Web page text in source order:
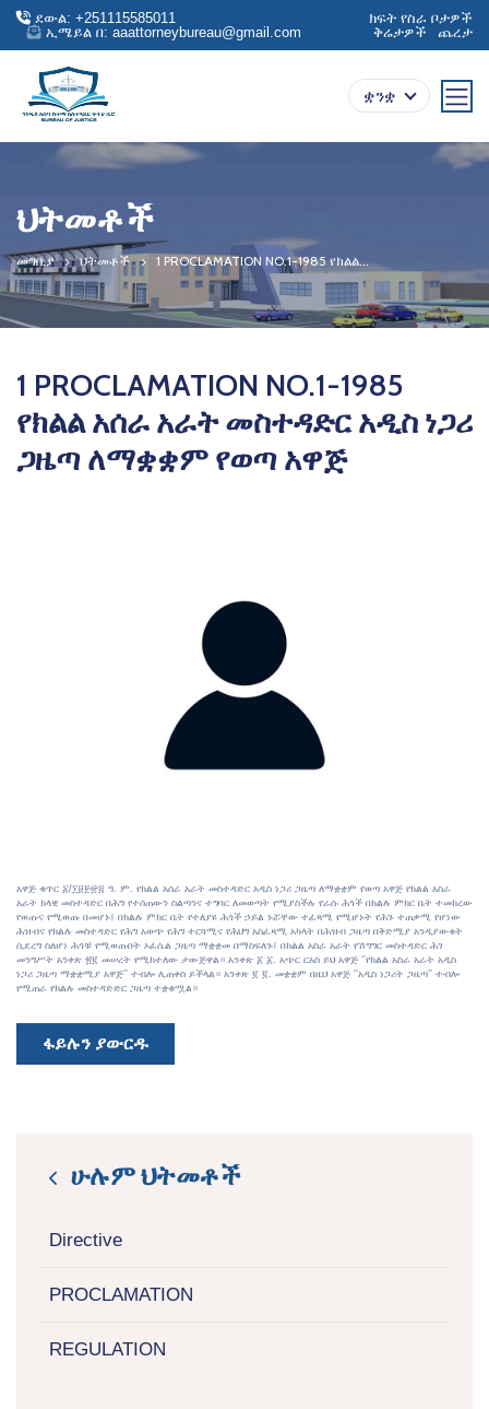
ደውል: +251115585011
ኢሜይል በ: aaattorneybureau@gmail.com
ክፍት የስራ ቦታዎች
ቅሬታዎች
ጨረታ
ቋንቋ
ህትመቶች
መግቢያ ህትመቶች 1 PROCLAMATION NO.1-1985 የክልል...
1 PROCLAMATION NO.1-1985
የክልል አሰራ አራት መስተዳድር አዲስ ነጋሪ
ጋዜጣ ለማቋቋም የወጣ አዋጅ
አዋጅ ቁጥር ፩/፲፱፻፹፭ ዓ. ም. የክልል አሰራ አራት መስተዳድር አዲስ ነጋሪ ጋዜጣ ለማቋቋም የወጣ አዋጅ የክልል አስራ
አራት ክላዊ መስተዳድር በሕግ የተሰጠውን ስልጣንና ተግባር ለመወጣት የሚያስችሉ የራሱ ሕጎች በክልሉ ምክር ቤት ተመክረው
የወጡና የሚወጡ በመሆኑ፤ በክልሉ ምክር ቤት የተለያዩ ሕጎች ኃይል ኑሯቸው ተፈጻሚ የሚሆኑት የሕጉ ተጠቃሚ የሆነው
ሕዝብና የክልሉ መስተዳድር የሕግ አወጭ የሕግ ተርጓሚና የሕህግ አስፈጻሚ አካላት በሕዝብ ጋዜጣ በቅድሚያ አንዲያውቁት
ሲደረግ ስለሆነ ሕጎቹ የሚወጡበት ኦፊሴል ጋዜጣ ማቋቋመ በማስፍለጉ፤ በክልል አስራ አራት የሽግግር መስተዳድር ሕገ
መንግሥት አንቀጽ ፳፪ መሠረት የሚከተለው ታውጅዋል። አንቀጽ ፩ ፩. አጭር ርአስ ይህ አዋጅ ‘’የክልል አስራ አራት አዲስ
ነጋሪ ጋዜጣ ማቋቋሚያ አዋጅ’’ ተብሎ ሊጠቀስ ይችላል። አንቀጽ ፪ ፪. መቋቋም በዚህ አዋጅ ‘’አዲስ ነጋሪት ጋዜጣ’’ ተብሎ
የሚጠራ የክልሉ መስተዳድድር ጋዜጣ ተቋቁሟል።
ፋይሉን ያውርዱ
icon
ሁሉም ህትመቶች
Directive
PROCLAMATION
REGULATION